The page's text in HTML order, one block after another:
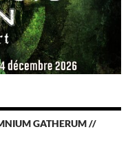
GATHERUM //